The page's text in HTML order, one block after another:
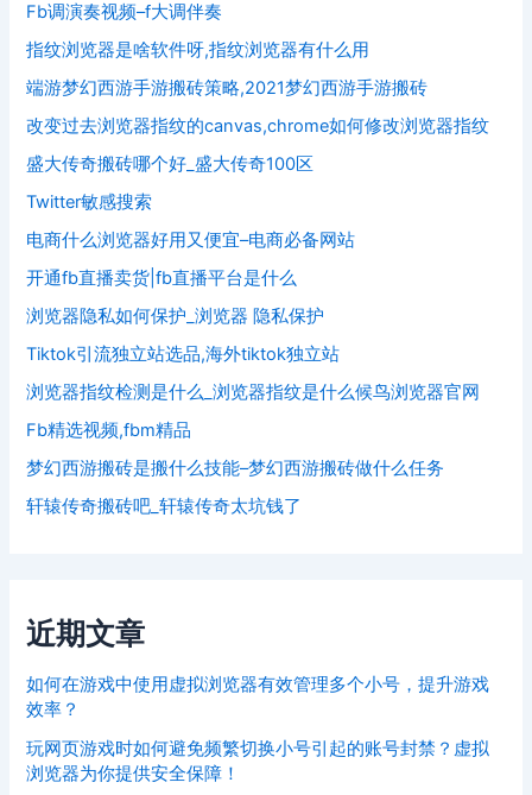
Fb调演奏视频–f大调伴奏
指纹浏览器是啥软件呀,指纹浏览器有什么用
端游梦幻西游手游搬砖策略,2021梦幻西游手游搬砖
改变过去浏览器指纹的canvas,chrome如何修改浏览器指纹
盛大传奇搬砖哪个好_盛大传奇100区
Twitter敏感搜索
电商什么浏览器好用又便宜–电商必备网站
开通fb直播卖货|fb直播平台是什么
浏览器隐私如何保护_浏览器 隐私保护
Tiktok引流独立站选品,海外tiktok独立站
浏览器指纹检测是什么_浏览器指纹是什么候鸟浏览器官网
Fb精选视频,fbm精品
梦幻西游搬砖是搬什么技能–梦幻西游搬砖做什么任务
轩辕传奇搬砖吧_轩辕传奇太坑钱了
近期文章
如何在游戏中使用虚拟浏览器有效管理多个小号，提升游戏
效率？
玩网页游戏时如何避免频繁切换小号引起的账号封禁？虚拟
浏览器为你提供安全保障！